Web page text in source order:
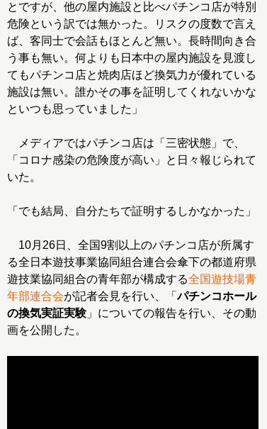
とですが、他の屋内施設と比べパチンコ店が特別
危険という訳では無かった。リスクの度数で言え
ば、客同士で会話もほとんど無い。長時間向き合
う事も無い。何よりも日本中の屋内施設を見渡し
てもパチンコ店と焼肉店ほど換気力が優れている
施設は無い。誰かその事を証明してくれないかな
といつも思っていました」
メディアではパチンコ店は「三密状態」で、
「コロナ感染の危険度が高い」と日々報じられて
いた。
「でも結局、自分たちで証明するしかなかった」
10月26日、全国9割以上のパチンコ店が所属す
る全日本遊技事業協同組合連合会傘下の都道府県
遊技業協同組合の青年部が構成する全国遊技場青
年部連合会が記者会見を行い、「パチンコホール
の換気実証実験」についての報告を行い、その動
画を公開した。